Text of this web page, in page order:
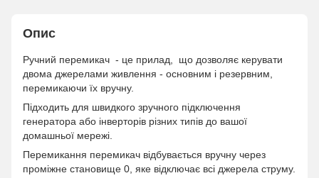
Опис
Ручний перемикач - це прилад, що дозволяє керувати
двома джерелами живлення - основним і резервним,
перемикаючи їх вручну.
Підходить для швидкого зручного підключення
генератора або інверторів різних типів до вашої
домашньої мережі.
Перемикання перемикач відбувається вручну через
проміжне становище 0, яке відключає всі джерела струму.